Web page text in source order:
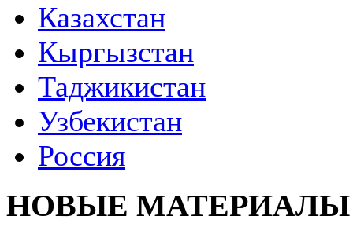
Казахстан
Кыргызстан
Таджикистан
Узбекистан
Россия
НОВЫЕ МАТЕРИАЛЫ